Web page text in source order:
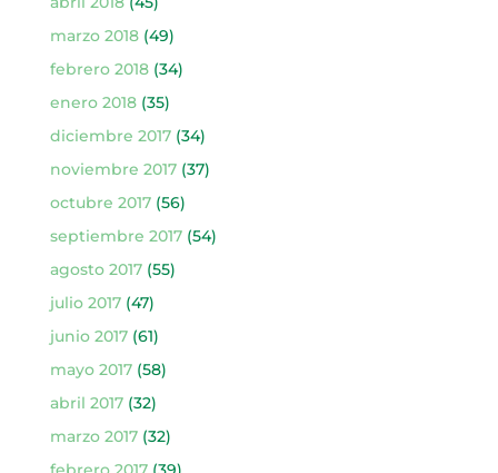
marzo 2018(49)
febrero 2018(34)
enero 2018(35)
diciembre 2017(34)
noviembre 2017(37)
octubre 2017(56)
septiembre 2017(54)
agosto 2017(55)
julio 2017(47)
junio 2017(61)
mayo 2017(58)
abril 2017(32)
marzo 2017(32)